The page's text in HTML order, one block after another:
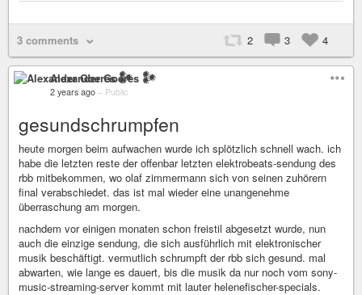
3 comments 2 3 4
Alexander Goeres 𒀯
2 years ago – Public
gesundschrumpfen
heute morgen beim aufwachen wurde ich splötzlich schnell wach. ich
habe die letzten reste der offenbar letzten elektrobeats-sendung des
rbb mitbekommen, wo olaf zimmermann sich von seinen zuhörern
final verabschiedet. das ist mal wieder eine unangenehme
überraschung am morgen.
nachdem vor einigen monaten schon freistil abgesetzt wurde, nun
auch die einzige sendung, die sich ausführlich mit elektronischer
musik beschäftigt. vermutlich schrumpft der rbb sich gesund. mal
abwarten, wie lange es dauert, bis die musik da nur noch vom sony-
music-streaming-server kommt mit lauter helenefischer-specials.